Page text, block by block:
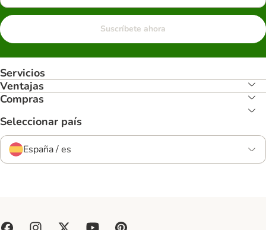
Suscríbete ahora
Servicios
Ventajas
Compras
Seleccionar país
España / es